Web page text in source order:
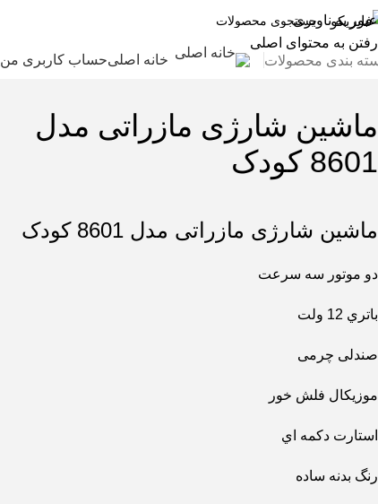
عبور به ناوبری
رفتن به محتوای اصلی
بندی محصولات خانه اصلیحساب کاربری من
ماشین شارژی مازراتی مدل
8601 کودک
ماشین شارژی مازراتی مدل 8601 کودک
دو موتور سه سرعت
باتري 12 ولت
صندلی چرمی
موزیکال فلش خور
استارت دکمه اي
رنگ بدنه ساده